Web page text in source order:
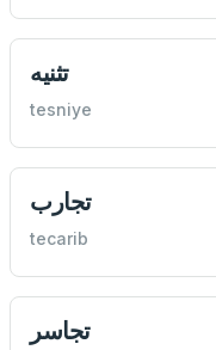
تثنيه
tesniye
تجارب
tecarib
تجاسر